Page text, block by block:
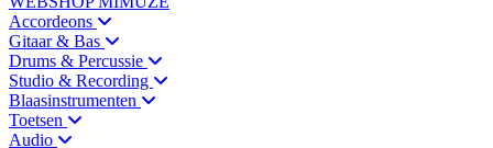
Accordeons
Gitaar & Bas
Drums & Percussie
Studio & Recording
Blaasinstrumenten
Toetsen
Audio